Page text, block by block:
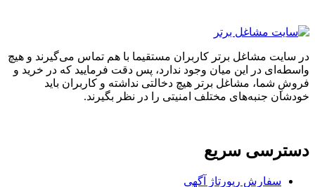
مشاغل برتر کاربران مستقیما با هم تماس می‌گیرند و هیچ
در این میان وجود ندارد، پس دقت فرمایید که در خرید و
شما، مشاغل برتر هیچ دخالتی نداشته و کاربران باید
جنبه‌های مختلف امنیتی را در نظر بگیرند.
سریع
سفارش رپورتاژ آگهی